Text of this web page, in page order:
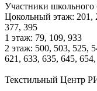
Участники школьного
Цокольный этаж: 201,
377, 395
1 этаж: 79, 109, 933
2 этаж: 500, 503, 525,
621, 633, 635, 645,
Текстильный Центр